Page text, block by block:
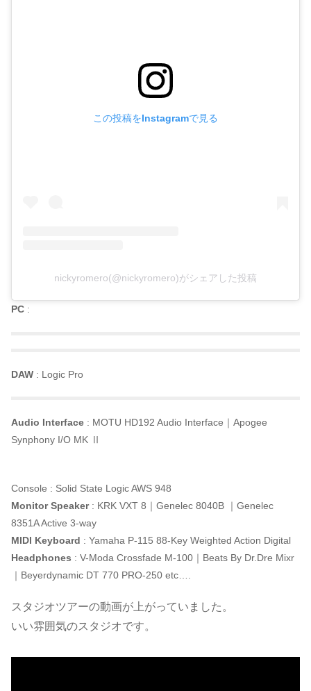
この投稿をInstagramで見る
nickyromero(@nickyromero)がシェアした投稿
PC :
DAW : Logic Pro
Audio Interface : MOTU HD192 Audio Interface｜Apogee
Synphony I/O MK Ⅱ
Console : Solid State Logic AWS 948
Monitor Speaker: KRK VXT 8｜Genelec 8040B ｜Genelec
8351A Active 3-way
MIDI Keyboard : Yamaha P-115 88-Key Weighted Action Digital
Headphones : V-Moda Crossfade M-100｜Beats By Dr.Dre Mixr
｜Beyerdynamic DT 770 PRO-250 etc….
スタジオツアーの動画が上がっていました。
いい雰囲気のスタジオです。